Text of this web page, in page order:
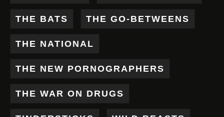
THE BATS THE GO-BETWEENS
THE NATIONAL
THE NEW PORNOGRAPHERS
THE WAR ON DRUGS